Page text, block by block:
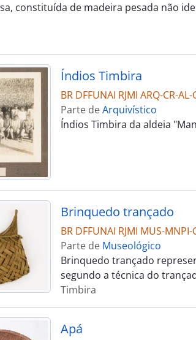
constituída de madeira pesada não
Índios Timbira
BR DFFUNAI RJMI ARQ-CR-
Parte deArquivístico
Índios Timbira da aldeia
Brinquedo trançado
BR DFFUNAI RJMI MUS-
Parte de Museológico
Brinquedo trançado
segundo a técnica do
Timbira
Apá